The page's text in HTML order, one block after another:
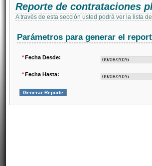
Reporte de contrataciones
A través de esta sección usted podrá ver la lista
Parámetros para generar el
*Fecha Desde:
*Fecha Hasta: